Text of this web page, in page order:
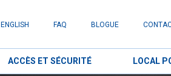
ENGLISH FAQ BLOGUE
ACCÈS ET SÉCURITÉ LOCAL